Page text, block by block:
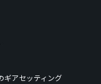
ギアセッティング